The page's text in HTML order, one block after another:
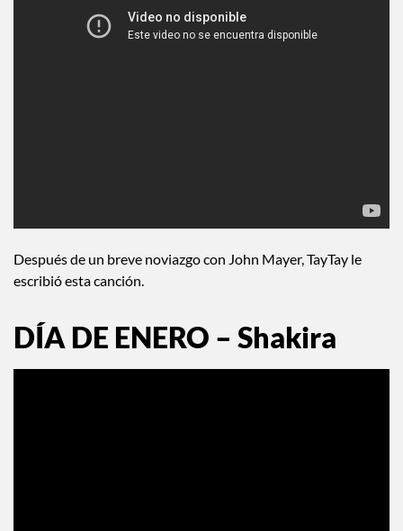
Después de un breve noviazgo con John Mayer, TayTay le
escribió esta canción.
DÍA DE ENERO – Shakira